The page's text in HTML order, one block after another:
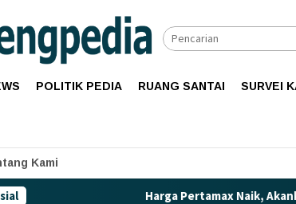
POLITIK PEDIA RUANG SANTAI SURVEI
Kami
Harga Pertamax Naik, Akankah Pertalite